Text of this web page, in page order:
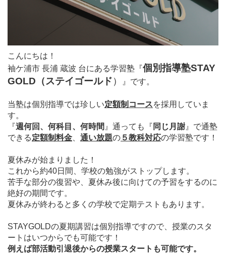
こんにちは！
袖ケ浦市 長浦 蔵波 台にある学習塾 『個別指導塾STAY
GOLD（ステイゴールド） 』 です。
当塾は個別指導では珍しい定額制コースを採用していま
す。
『週何回、何科目、何時間 』通っても 『 同じ月謝 』で通塾
できる定額制料金 通い放題の ５教科対応の学習塾です！
夏休みが始まりました！
これから約40日間、学校の勉強がストップします。
苦手な部分の復習や、夏休み後に向けての予習をするのに
絶好の期間です。
夏休みが終わると多くの学校で定期テストもあります。
STAYGOLDの夏期講習は個別指導ですので、授業のスタ
ートはいつからでも可能です！
例えば部活動引退後からの授業スタートも可能です。